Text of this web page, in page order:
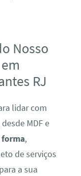
Nosso
RJ
lidar com
MDF e
forma,
de serviços
a sua